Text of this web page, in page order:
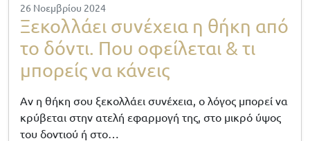
26 Νοεμβρίου 2024
Ξεκολλάει συνέχεια η θήκη από
το δόντι. Που οφείλεται & τι
μπορείς να κάνεις
Αν η θήκη σου ξεκολλάει συνέχεια, ο λόγος μπορεί να
κρύβεται στην ατελή εφαρμογή της, στο μικρό ύψος
του δοντιού ή στο…